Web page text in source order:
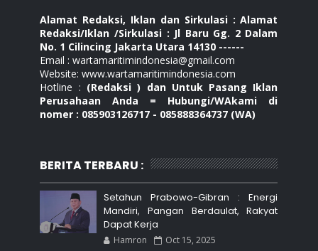
Alamat Redaksi, Iklan dan Sirkulasi : Alamat
Redaksi/Iklan /Sirkulasi : Jl Baru Gg. 2 Dalam
No. 1 Cilincing Jakarta Utara 14130 ------
Email : wartamaritimindonesia@gmail.com
Website: www.wartamaritimindonesia.com
Hotline : (Redaksi ) dan Untuk Pasang Iklan
Perusahaan Anda = Hubungi/WAkami di
nomer : 085903126717 - 085888364737 (WA)
BERITA TERBARU :
Setahun Prabowo-Gibran : Energi
Mandiri, Pangan Berdaulat, Rakyat
Dapat Kerja
Hamron Oct 15, 2025